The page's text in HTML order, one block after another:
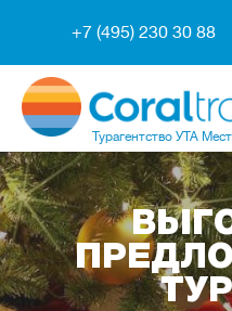
+7 (495) 230 30 88
Турагентство УТА